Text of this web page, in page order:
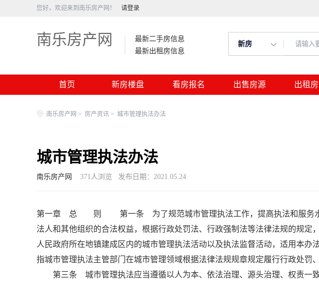
您好，欢迎来到南乐房产网！ 请登录
南乐房产网
最新二手房信息
最新出租房信息
新房
首页 新房楼盘 看房报名 出售房源 出租
南乐房产网 > 房产资讯 > 城市管理执法办法
城市管理执法办法
南乐房产网 371人浏览 发布日期：2021.05.24
第一章 总 则 第一条 为了规范城市管理执法工作，提高执法和服务水平
法人和其他组织的合法权益，根据行政处罚法、行政强制法等法律法规的
人民政府所在地镇建成区内的城市管理执法活动以及执法监督活动，适用
指城市管理执法主管部门在城市管理领域根据法律法规规章规定履行行政处罚
第三条 城市管理执法应当遵循以人为本、依法治理、源头治理、权责一